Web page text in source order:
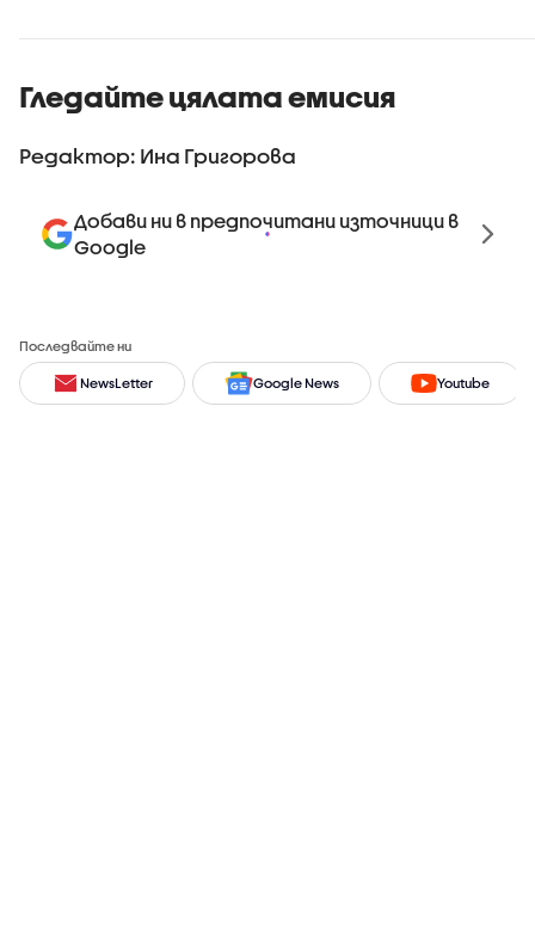
Гледайте цялата емисия
Редактор: Ина Григорова
Добави ни в предпочитани източници в
Google
Последвайте ни
NewsLetter Google News Youtube